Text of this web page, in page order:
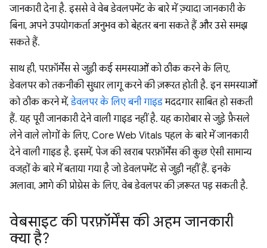
जानकारी देना है. इससे वे वेब डेवलपमेंट के बारे में ज़्यादा जानकारी के
बिना, अपने उपयोगकर्ता अनुभव को बेहतर बना सकते हैं और उसे समझ
सकते हैं.
साथ ही, परफ़ॉर्मेंस से जुड़ी कई समस्याओं को ठीक करने के लिए,
डेवलपर को तकनीकी सुधार लागू करने की ज़रूरत होती है. इन समस्याओं
को ठीक करने में,डेवलपर के लिए बनी गाइडमददगार साबित हो सकती
हैं. यह पूरी जानकारी देने वाली गाइड नहीं है. यह कारोबार से जुड़े फ़ैसले
लेने वाले लोगों के लिए, Core Web Vitals पहल के बारे में जानकारी
देने वाली गाइड है. इसमें, पेज की खराब परफ़ॉर्मेंस की कुछ ऐसी सामान्य
वजहों के बारे में बताया गया है जो डेवलपमेंट से जुड़ी नहीं हैं. इनके
अलावा, आगे की प्रोग्रेस के लिए, वेब डेवलपर की ज़रूरत पड़ सकती है.
वेबसाइट की परफ़ॉर्मेंस की अहम जानकारी
क्या है?